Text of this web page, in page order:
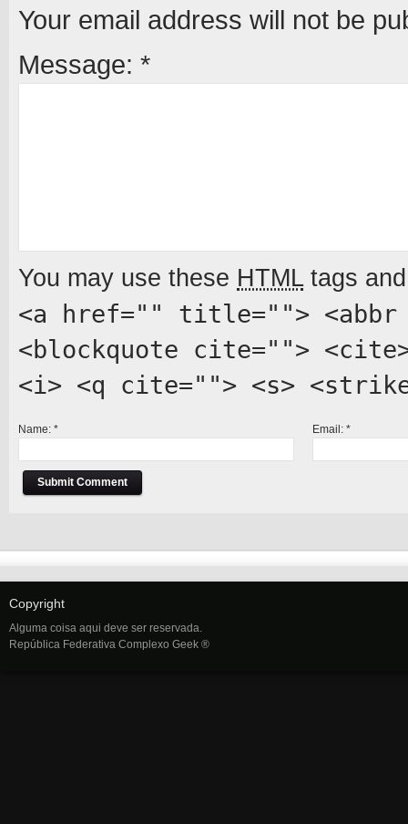
Your email address will not be
Message: *
You may use these HTMLtags
<a href="" title="">
<blockquote cite="">
<i> <q cite=""> <s>
Name: * Email:*
Copyright
Alguma coisa aqui deve ser reservada.
República Federativa Complexo Geek ®